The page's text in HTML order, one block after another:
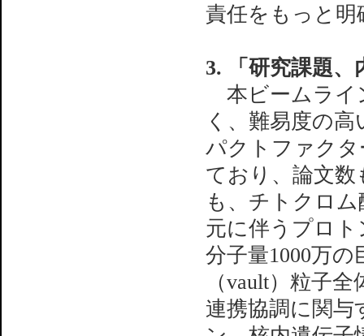
責任をもっと
3. 「研究課題
本ビームライ
く、難易度の
パクトファク
ており、論文数
も、チトクロ
元に伴うプロ
分子量1000万
（vault）粒子
連携協調に関